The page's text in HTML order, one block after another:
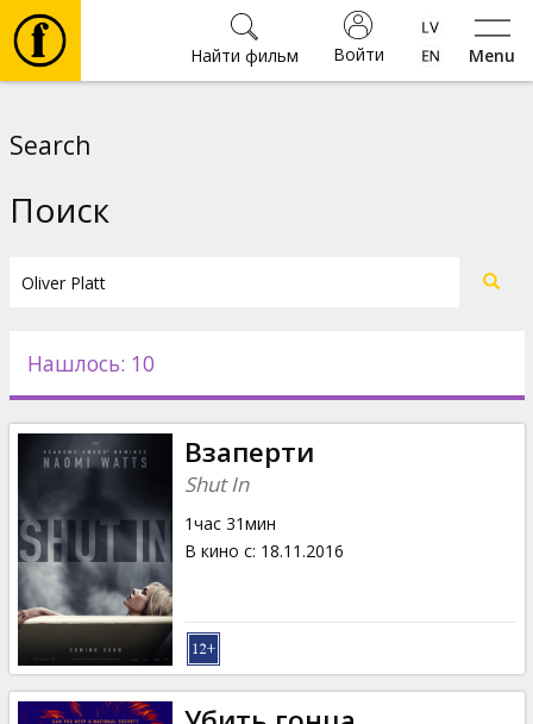
Menu
Войти
Найти фильм
Новости
Подарки
Кинозакуски
B2B
Клуб
Search
Поиск
Нашлось: 10
Взаперти
Shut In
1час 31мин
В кино с: 18.11.2016